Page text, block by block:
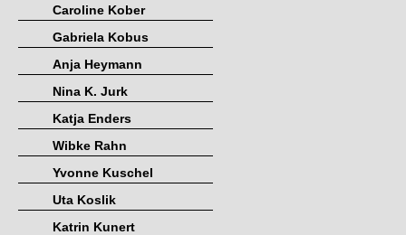
Caroline Kober
Gabriela Kobus
Anja Heymann
Nina K. Jurk
Katja Enders
Wibke Rahn
Yvonne Kuschel
Uta Koslik
Katrin Kunert